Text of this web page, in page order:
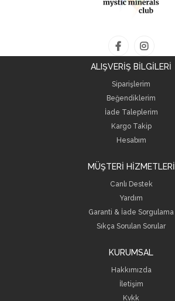
ALIŞVERİŞ BİLGİLERİ
Siparişlerim
Beğendiklerim
İade Taleplerim
Kargo Takip
Hesabım
MÜŞTERİ HİZMETLERİ
Canlı Destek
Yardım
Garanti & İade Sorgulama
Sıkça Sorulan Sorular
KURUMSAL
Hakkımızda
İletişim
Kvkk